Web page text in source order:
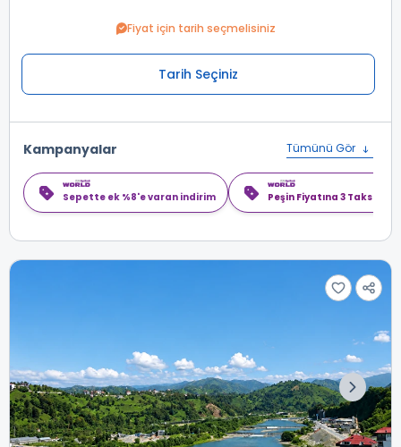
Fiyat için tarih seçmelisiniz
Tarih Seçiniz
Kampanyalar Tümünü Gör
Sepette ek %8'e varan indirim Peşin Fiyatına 3 Taksit